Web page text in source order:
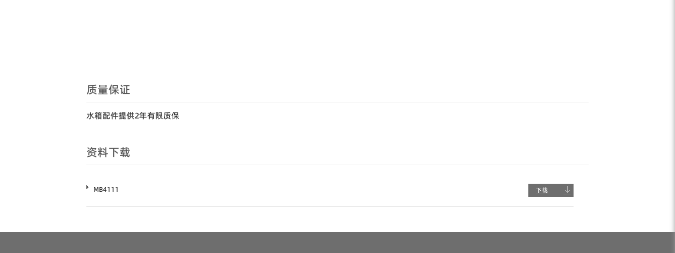
质量保证
水箱配件提供2年有限质保
资料下载
MB4111 下载